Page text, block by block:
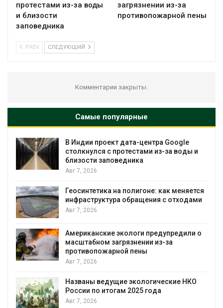
протестами из-за воды
и близости
заповедника
загрязнении из-за
противопожарной пены
PREV СЛЕДУЮЩИЙ
Комментарии закрыты.
Самые популярные
В Индии проект дата-центра Google
столкнулся с протестами из-за воды и
близости заповедника
Авг 7, 2026
Геосинтетика на полигоне: как меняется
инфраструктура обращения с отходами
Авг 7, 2026
Американские экологи предупредили о
масштабном загрязнении из-за
противопожарной пены
Авг 7, 2026
Названы ведущие экологические НКО
России по итогам 2025 года
Авг 7, 2026